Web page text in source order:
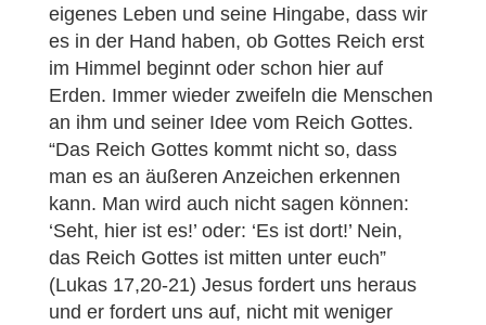
eigenes Leben und seine Hingabe, dass wir
es in der Hand haben, ob Gottes Reich erst
im Himmel beginnt oder schon hier auf
Erden. Immer wieder zweifeln die Menschen
an ihm und seiner Idee vom Reich Gottes.
“Das Reich Gottes kommt nicht so, dass
man es an äußeren Anzeichen erkennen
kann. Man wird auch nicht sagen können:
‘Seht, hier ist es!’ oder: ‘Es ist dort!’ Nein,
das Reich Gottes ist mitten unter euch”
(Lukas 17,20-21) Jesus fordert uns heraus
und er fordert uns auf, nicht mit weniger